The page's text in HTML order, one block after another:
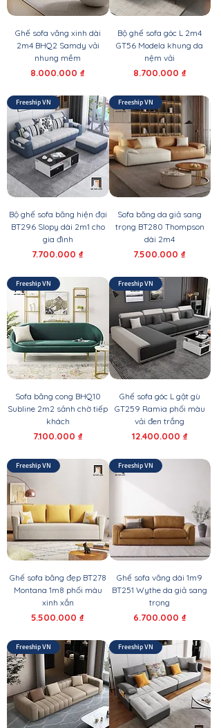
Ghế sofa văng xinh dài
2m4 BHQ2 Samdy vải
nhung mềm
Giá
8.000.000 ₫
Bộ ghế sofa góc L 2m4
GT56 Modela khung da
nệm vải
Giá
8.700.000 ₫
Freeship VN
Bộ ghế sofa băng hiện đại
BT296 Slopy dài 2m1 cho
gia đình
Giá
7.700.000 ₫
Freeship VN
Sofa băng da giả sang
trọng BT280 Thompson
dài 2m4
Giá
7.500.000 ₫
Freeship VN
Sofa băng cong BHQ10
Subline 2m2 sảnh chờ tiếp
khách
Giá
7.100.000 ₫
Freeship VN
Ghế sofa góc L gật gù
GT259 Ramia phối màu
vải đen trắng
Giá
12.400.000 ₫
Freeship VN
Ghế sofa băng đẹp BT278
Montana 1m8 phối màu
xinh xắn
Giá
5.500.000 ₫
Freeship VN
Ghế sofa văng dài 1m9
BT251 Wythe da giả sang
trọng
Giá
6.700.000 ₫
Freeship VN Freeship VN